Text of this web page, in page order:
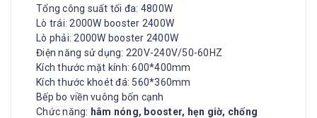
Tổng công suất tối đa: 4800W
Lò trái: 2000W booster 2400W
Lò phải: 2000W booster 2400W
Điện năng sử dụng: 220V-240V/50-60HZ
Kích thước mặt kính: 600*400mm
Kích thước khoét đá: 560*360mm
Bếp bo viền vuông bốn cạnh
Chức năng: hâm nóng, booster, hẹn giờ, chống